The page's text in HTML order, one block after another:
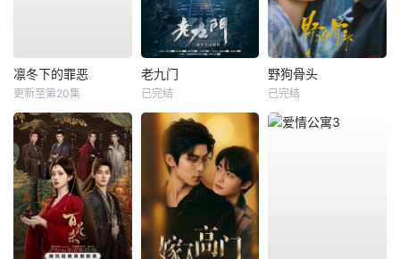
凛冬下的罪恶
更新至第20集
老九门
已完结
野狗骨头
已完结